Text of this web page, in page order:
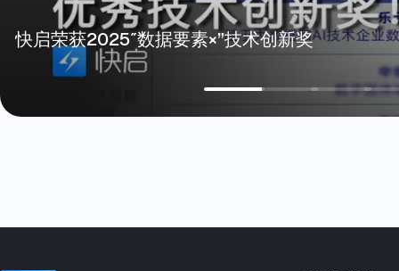
征新程，攀高峰！快启成都运营中心乔迁新禧